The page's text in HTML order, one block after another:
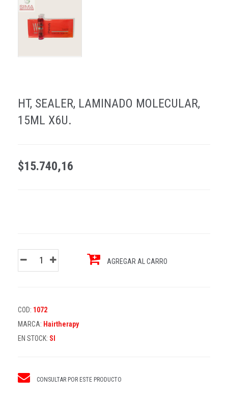
HT, SEALER, LAMINADO MOLECULAR,
15ML X6U.
$15.740,16
AGREGAR AL CARRO
COD: 1072
MARCA: Hairtherapy
EN STOCK: SI
CONSULTAR POR ESTE PRODUCTO